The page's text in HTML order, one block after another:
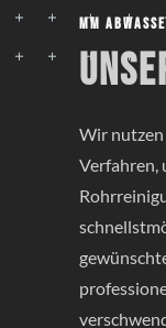
MM
Wir nutzen
Verfahren,